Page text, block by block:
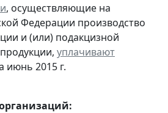
, осуществляющие на
Федерации производство
и (или) подакцизной
уплачивают
июнь 2015 г.